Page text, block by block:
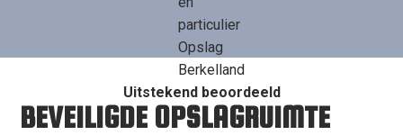
Uitstekend beoordeeld
BEVEILIGDE OPSLAGRUIMTE